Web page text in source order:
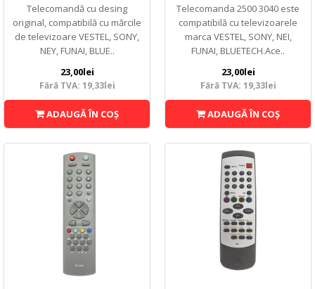
Telecomandă cu desing
original, compatibilă cu mărcile
de televizoare VESTEL, SONY,
NEY, FUNAI, BLUE..
23,00lei
Fără TVA: 19,33lei
ADAUGĂ ÎN COŞ
Telecomanda 2500 3040 este
compatibilă cu televizoarele
marca VESTEL, SONY, NEI,
FUNAI, BLUETECH.Ace..
23,00lei
Fără TVA: 19,33lei
ADAUGĂ ÎN COŞ